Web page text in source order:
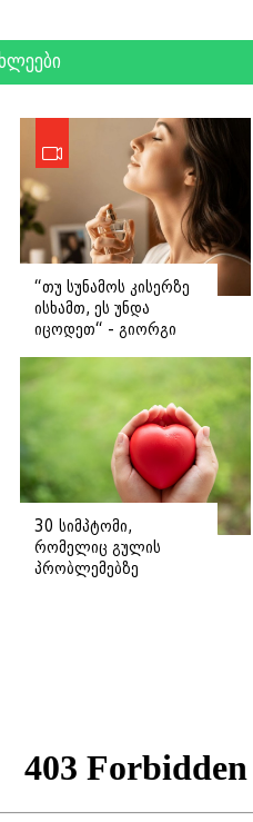
“თუ სუნამოს კისერზე
ისხამთ, ეს უნდა
იცოდეთ“ - გიორგი
30 სიმპტომი,
რომელიც გულის
პრობლემებზე